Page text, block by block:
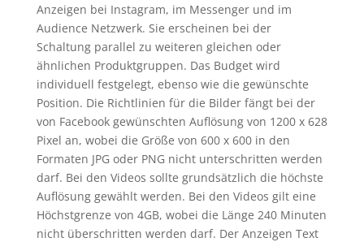
Anzeigen bei Instagram, im Messenger und im
Audience Netzwerk. Sie erscheinen bei der
Schaltung parallel zu weiteren gleichen oder
ähnlichen Produktgruppen. Das Budget wird
individuell festgelegt, ebenso wie die gewünschte
Position. Die Richtlinien für die Bilder fängt bei der
von Facebook gewünschten Auflösung von 1200 x 628
Pixel an, wobei die Größe von 600 x 600 in den
Formaten JPG oder PNG nicht unterschritten werden
darf. Bei den Videos sollte grundsätzlich die höchste
Auflösung gewählt werden. Bei den Videos gilt eine
Höchstgrenze von 4GB, wobei die Länge 240 Minuten
nicht überschritten werden darf. Der Anzeigen Text